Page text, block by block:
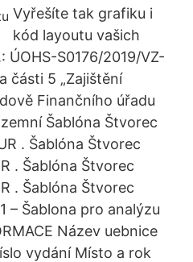
Vyřešíte tak grafiku i
kód layoutu vašich
S0176/2019/VZ-
části 5 „Zajištění
Finančního úřadu
Šablóna Štvorec
. Šablóna Štvorec
. Šablóna Štvorec
. Šablóna Štvorec
– Šablona pro analýzu
Název uebnice
vydání Místo a rok